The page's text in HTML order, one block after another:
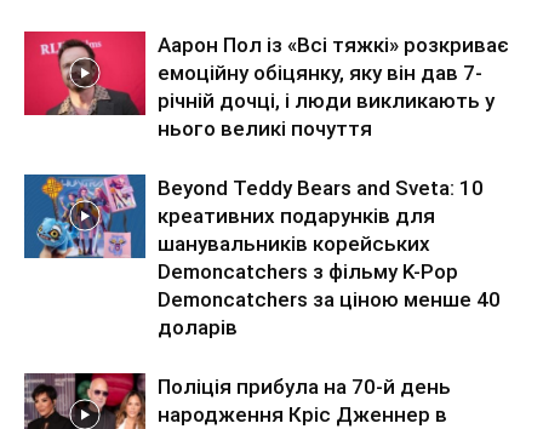
Аарон Пол із «Всі тяжкі» розкриває
емоційну обіцянку, яку він дав 7-
річній дочці, і люди викликають у
нього великі почуття
Beyond Teddy Bears and Sveta: 10
креативних подарунків для
шанувальників корейських
Demoncatchers з фільму K-Pop
Demoncatchers за ціною менше 40
доларів
Поліція прибула на 70-й день
народження Кріс Дженнер в